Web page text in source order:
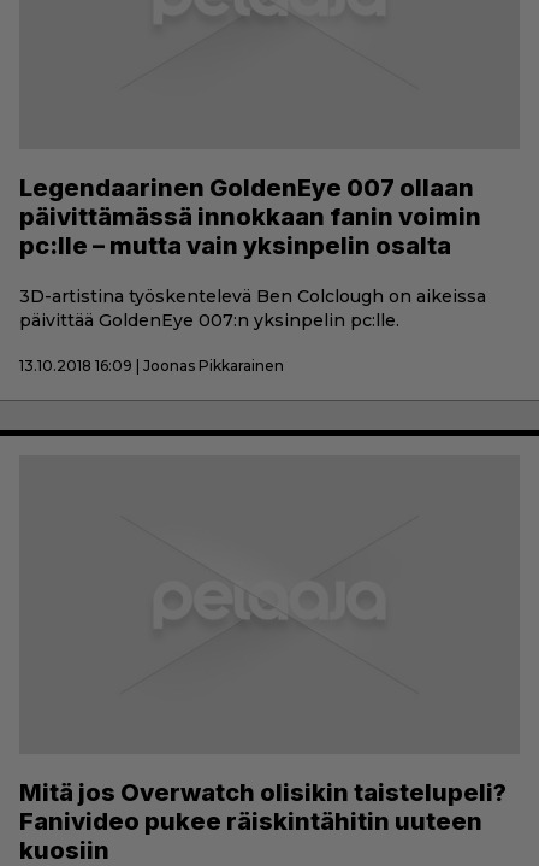
Legendaarinen GoldenEye 007 ollaan
päivittämässä innokkaan fanin voimin
pc:lle – mutta vain yksinpelin osalta
3D-artistina työskentelevä Ben Colclough on aikeissa
päivittää GoldenEye 007:n yksinpelin pc:lle.
13.10.2018 16:09 | Joonas Pikkarainen
Mitä jos Overwatch olisikin taistelupeli?
Fanivideo pukee räiskintähitin uuteen
kuosiin